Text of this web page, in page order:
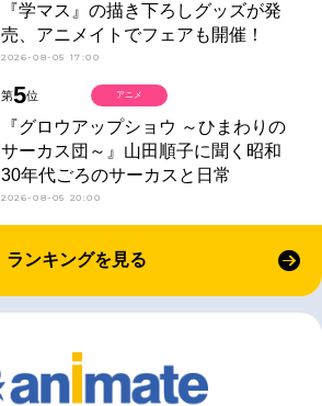
『学マス』の描き下ろしグッズが発
売、アニメイトでフェアも開催！
2026-08-05 17:00
第5位
『グロウアップショウ ～ひまわりの
サーカス団～』山田順子に聞く昭和
30年代ごろのサーカスと日常
2026-08-05 20:00
アニメ
ランキングを見る